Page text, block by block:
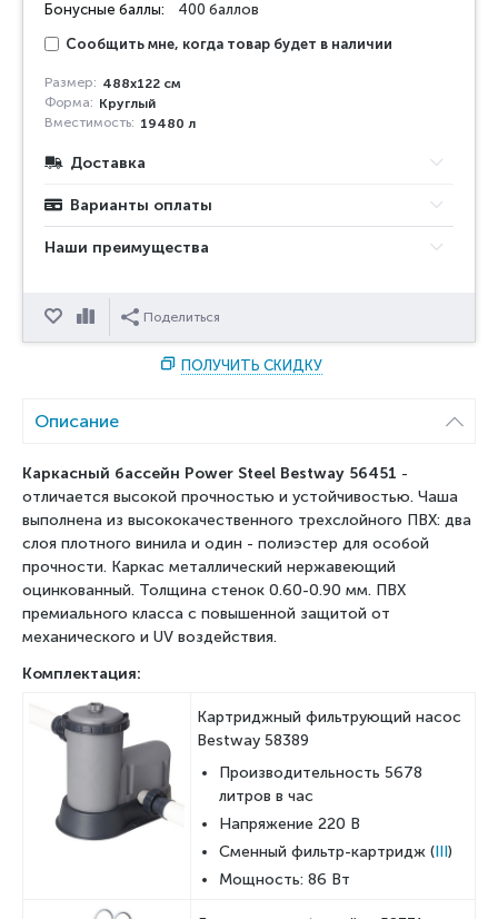
Бонусные баллы: 400 баллов
Сообщить мне, когда товар будет в наличии
Размер: 488х122 см
Форма: Круглый
Вместимость: 19480 л
Доставка
Варианты оплаты
Наши преимущества
ОтложитьСравнитьПоделиться
ПОЛУЧИТЬ СКИДКУ
Описание
Каркасный бассейн Power Steel Bestway 56451 -
отличается высокой прочностью и устойчивостью. Чаша
выполнена из высококачественного трехслойного ПВХ: два
слоя плотного винила и один - полиэстер для особой
прочности. Каркас металлический нержавеющий
оцинкованный. Толщина стенок 0.60-0.90 мм. ПВХ
премиального класса с повышенной защитой от
механического и UV воздействия.
Комплектация:
Картриджный фильтрующий насос
Bestway 58389
Производительность 5678
литров в час
Напряжение 220 В
Сменный фильтр-картридж (III)
Мощность: 86 Вт